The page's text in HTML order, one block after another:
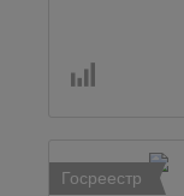
Госреестр